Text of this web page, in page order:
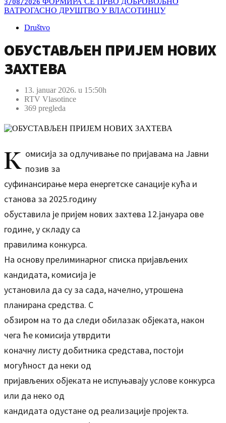
3/08/2026
ВАТРОГАСНО ДРУШТВО У ВЛАСОТИНЦУ
Društvo
ОБУСТАВЉЕН ПРИЈЕМ НОВИХ
ЗАХТЕВА
13. januar 2026. u 15:50h
RTV Vlasotince
369 pregleda
К омисија за одлучивање по пријавама на Јавни
позив за
суфинансирање мера енергетске санације кућа и
станова за 2025.годину
обуставила је пријем нових захтева 12.јануара ове
године, у складу са
правилима конкурса.
На основу прелиминарног списка пријављених
кандидата, комисија је
установила да су за сада, начелно, утрошена
планирана средства. С
обзиром на то да следи обилазак објеката, након
чега ће комисија утврдити
коначну листу добитника средстава, постоји
могућност да неки од
пријављених објеката не испуњавају услове конкурса
или да неко од
кандидата одустане од реализације пројекта.